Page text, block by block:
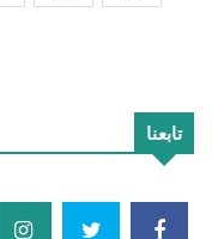
تابعنا